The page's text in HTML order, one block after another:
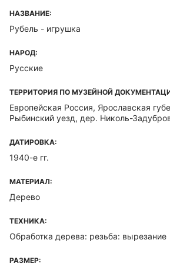
НАЗВАНИЕ:
Рубель - игрушка
НАРОД:
Русские
ТЕРРИТОРИЯ ПО МУЗЕЙНОЙ
Европейская Россия, Ярославская
Рыбинский уезд, дер. Николь-
ДАТИРОВКА:
1940-е гг.
МАТЕРИАЛ:
Дерево
ТЕХНИКА:
Обработка дерева: резьба: вырезание
РАЗМЕР: